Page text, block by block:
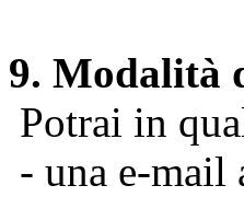
9. Modalità
Potrai in
- una e-mail